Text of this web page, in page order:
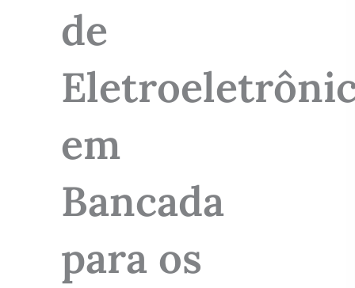
de
em
Bancada
para os